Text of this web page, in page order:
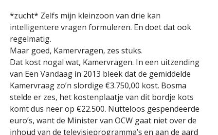
*zucht* Zelfs mijn kleinzoon van drie kan
intelligentere vragen formuleren. En doet dat ook
regelmatig.
Maar goed, Kamervragen, zes stuks.
Dat kost nogal wat, Kamervragen. In een uitzending
van Een Vandaag in 2013 bleek dat de gemiddelde
Kamervraag zo’n slordige €3.750,00 kost. Bosma
stelde er zes, het kostenplaatje van dit bordje kots
komt dus neer op €22.500. Nutteloos gespendeerde
euro’s, want de Minister van OCW gaat niet over de
inhoud van de televisieprogramma’s en aan de aard